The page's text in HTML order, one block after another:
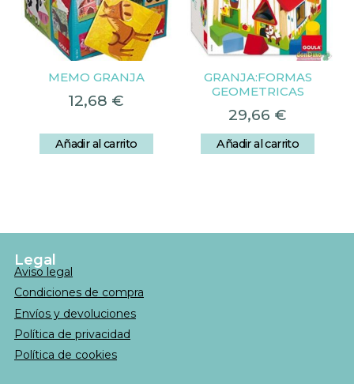
MEMO GRANJA
12,68 €
Añadir al carrito
GRANJA:FORMAS
GEOMETRICAS
29,66 €
Añadir al carrito
Legal
Aviso legal
Condiciones de compra
Envíos y devoluciones
Política de privacidad
Política de cookies